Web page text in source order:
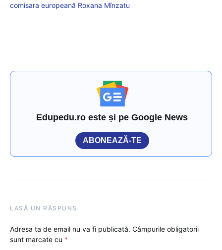
comisara europeană Roxana Mînzatu
Edupedu.ro este și pe Google News
ABONEAZĂ-TE
LASĂ UN RĂSPUNS
Adresa ta de email nu va fi publicată. Câmpurile obligatorii
sunt marcate cu *